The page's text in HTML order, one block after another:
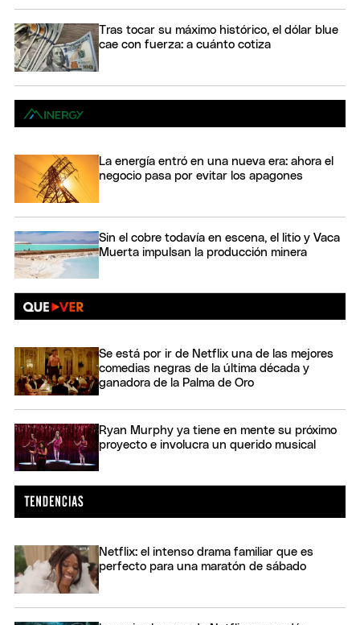
Tras tocar su máximo histórico, el dólar blue
cae con fuerza: a cuánto cotiza
La energía entró en una nueva era: ahora el
negocio pasa por evitar los apagones
Sin el cobre todavía en escena, el litio y Vaca
Muerta impulsan la producción minera
Se está por ir de Netflix una de las mejores
comedias negras de la última década y
ganadora de la Palma de Oro
Ryan Murphy ya tiene en mente su próximo
proyecto e involucra un querido musical
Netflix: el intenso drama familiar que es
perfecto para una maratón de sábado